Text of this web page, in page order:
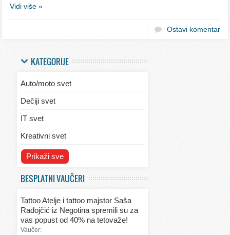
Vidi više »
Ostavi komentar
KATEGORIJE
Auto/moto svet
Dečiji svet
IT svet
Kreativni svet
Svet ekologije
Svet kulinarstva
Svet lepote
Prikaži sve
BESPLATNI VAUČERI
Tattoo Atelje i tattoo majstor Saša
Radojčić iz Negotina spremili su za
vas popust od 40% na tetovaže!
Vaučer: